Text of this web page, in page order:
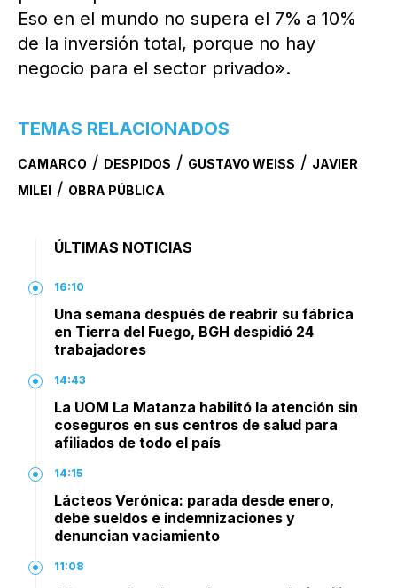
Eso en el mundo no supera el 7% a 10%
de la inversión total, porque no hay
negocio para el sector privado».
TEMAS RELACIONADOS
CAMARCO / DESPIDOS / GUSTAVO WEISS / JAVIER
MILEI / OBRA PÚBLICA
ÚLTIMAS NOTICIAS
16:10
Una semana después de reabrir su fábrica
en Tierra del Fuego, BGH despidió 24
trabajadores
14:43
La UOM La Matanza habilitó la atención sin
coseguros en sus centros de salud para
afiliados de todo el país
14:15
Lácteos Verónica: parada desde enero,
debe sueldos e indemnizaciones y
denuncian vaciamiento
11:08